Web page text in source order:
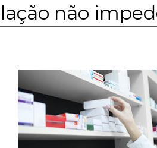
não